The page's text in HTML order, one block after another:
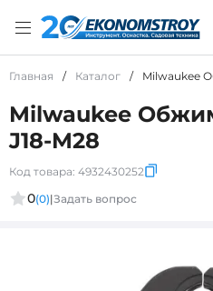
Главная / Каталог / Milwaukee
Milwaukee
J18-M28
Код товара: 4932430252
0(0)|Задать вопрос